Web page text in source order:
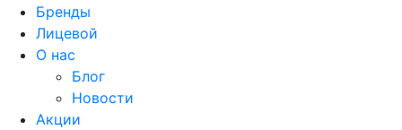
Бренды
Лицевой
О нас
Блог
Новости
Акции